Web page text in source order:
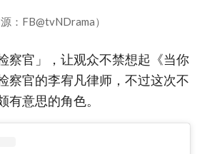
源：FB@tvNDrama）
察官」，让观众不禁想起《当你
察官的李宥凡律师，不过这次不
有意思的角色。